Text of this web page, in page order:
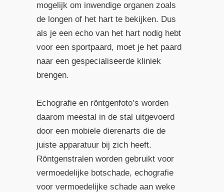
mogelijk om inwendige organen zoals
de longen of het hart te bekijken. Dus
als je een echo van het hart nodig hebt
voor een sportpaard, moet je het paard
naar een gespecialiseerde kliniek
brengen.
Echografie en röntgenfoto’s worden
daarom meestal in de stal uitgevoerd
door een mobiele dierenarts die de
juiste apparatuur bij zich heeft.
Röntgenstralen worden gebruikt voor
vermoedelijke botschade, echografie
voor vermoedelijke schade aan weke